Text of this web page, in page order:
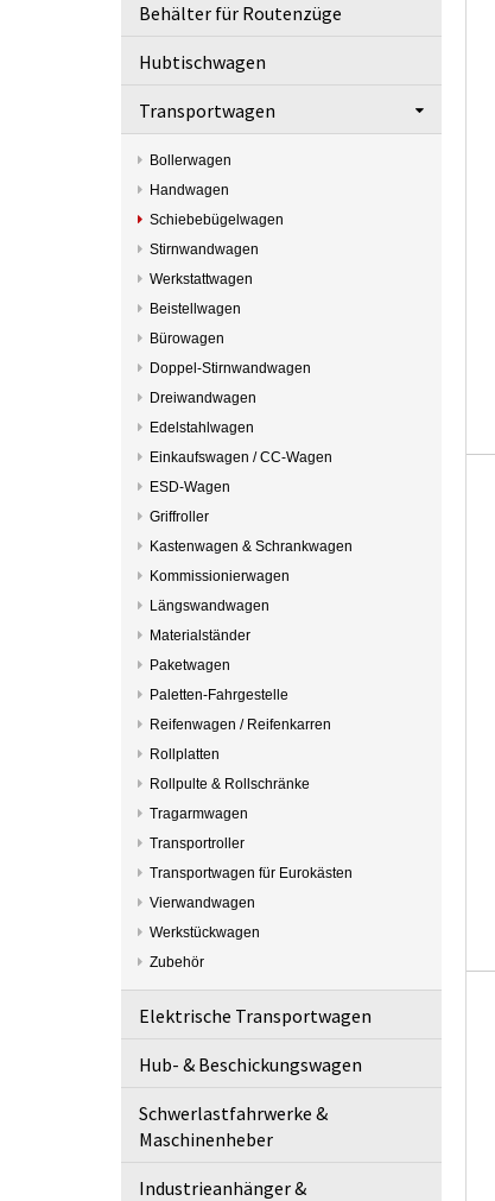
Behälter für Routenzüge
Hubtischwagen
Transportwagen
Bollerwagen
Handwagen
Schiebebügelwagen
Stirnwandwagen
Werkstattwagen
Beistellwagen
Bürowagen
Doppel-Stirnwandwagen
Dreiwandwagen
Edelstahlwagen
Einkaufswagen / CC-Wagen
ESD-Wagen
Griffroller
Kastenwagen & Schrankwagen
Kommissionierwagen
Längswandwagen
Materialständer
Paketwagen
Paletten-Fahrgestelle
Reifenwagen / Reifenkarren
Rollplatten
Rollpulte & Rollschränke
Tragarmwagen
Transportroller
Transportwagen für Eurokästen
Vierwandwagen
Werkstückwagen
Zubehör
Elektrische Transportwagen
Hub- & Beschickungswagen
Schwerlastfahrwerke &
Maschinenheber
Industrieanhänger &